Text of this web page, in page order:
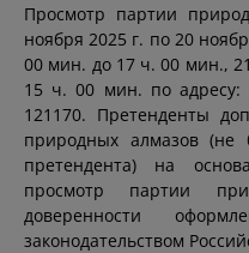
Просмотр партии
ноября 2025 г. по 20
00 мин. до 17 ч. 00 мин.,
15 ч. 00 мин. по адресу:
121170. Претенденты
природных алмазов (не
претендента) на
просмотр партии
доверенности
законодательством